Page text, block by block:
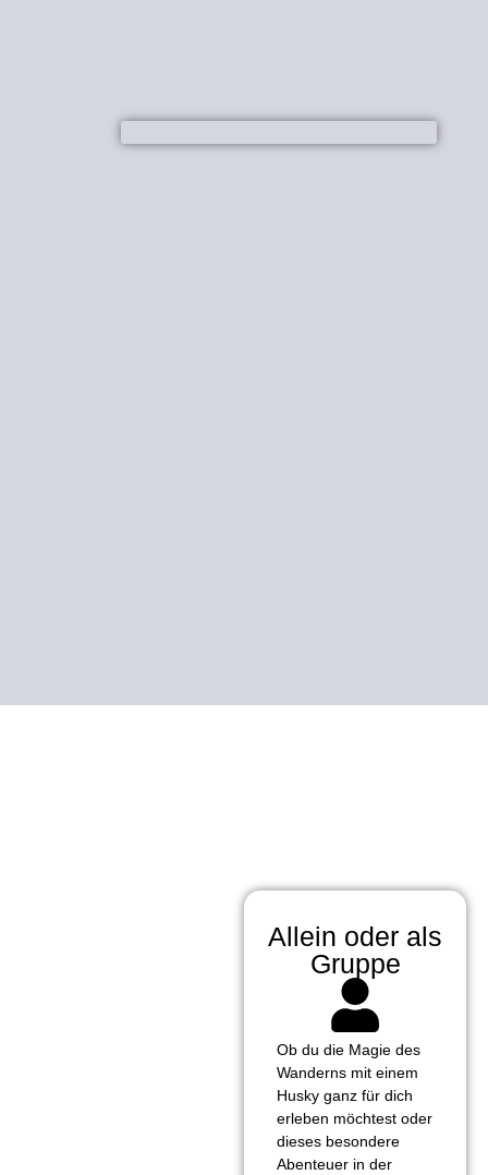
Allein oder als
Gruppe
Ob du die Magie des
Wanderns mit einem
Husky ganz für dich
erleben möchtest oder
dieses besondere
Abenteuer in der